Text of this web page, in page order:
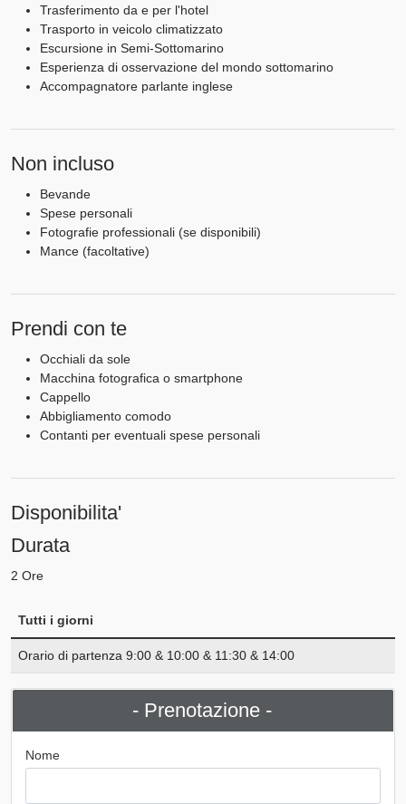
Trasferimento da e per l'hotel
Trasporto in veicolo climatizzato
Escursione in Semi-Sottomarino
Esperienza di osservazione del mondo sottomarino
Accompagnatore parlante inglese
Non incluso
Bevande
Spese personali
Fotografie professionali (se disponibili)
Mance (facoltative)
Prendi con te
Occhiali da sole
Macchina fotografica o smartphone
Cappello
Abbigliamento comodo
Contanti per eventuali spese personali
Disponibilita'
Durata
2 Ore
Tutti i giorni
Orario di partenza 9:00 & 10:00 & 11:30 & 14:00
- Prenotazione -
Nome